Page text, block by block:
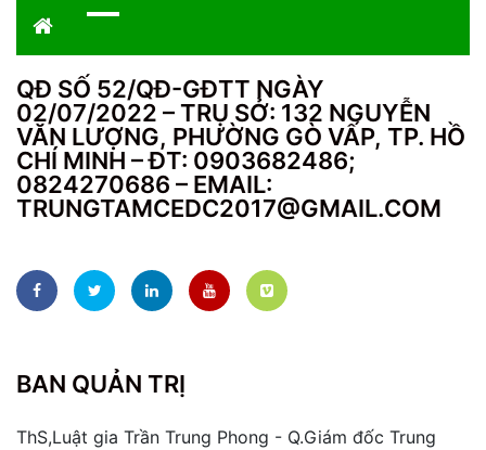
QĐ SỐ 52/QĐ-GĐTT NGÀY
02/07/2022 – TRỤ SỞ: 132 NGUYỄN
VĂN LƯỢNG, PHƯỜNG GÒ VẤP, TP. HỒ
CHÍ MINH – ĐT: 0903682486;
0824270686 – EMAIL:
TRUNGTAMCEDC2017@GMAIL.COM
BAN QUẢN TRỊ
ThS,Luật gia Trần Trung Phong - Q.Giám đốc Trung